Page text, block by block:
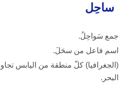
ساحِل
جمع سَواحِلُ.
اسم فاعل من سحَلَ.
(الجغرافيا) كلّ منطقة من اليابس
البحر.